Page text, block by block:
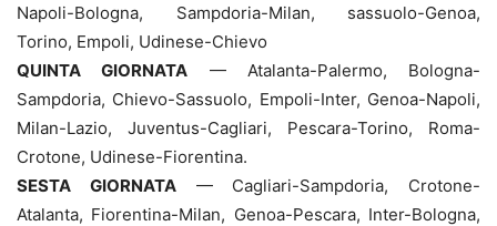
Napoli-Bologna, Sampdoria-Milan, sassuolo-Genoa,
Torino, Empoli, Udinese-Chievo
QUINTA GIORNATA — Atalanta-Palermo, Bologna-
Sampdoria, Chievo-Sassuolo, Empoli-Inter, Genoa-Napoli,
Milan-Lazio, Juventus-Cagliari, Pescara-Torino, Roma-
Crotone, Udinese-Fiorentina.
SESTA GIORNATA— Cagliari-Sampdoria, Crotone-
Atalanta, Fiorentina-Milan, Genoa-Pescara, Inter-Bologna,